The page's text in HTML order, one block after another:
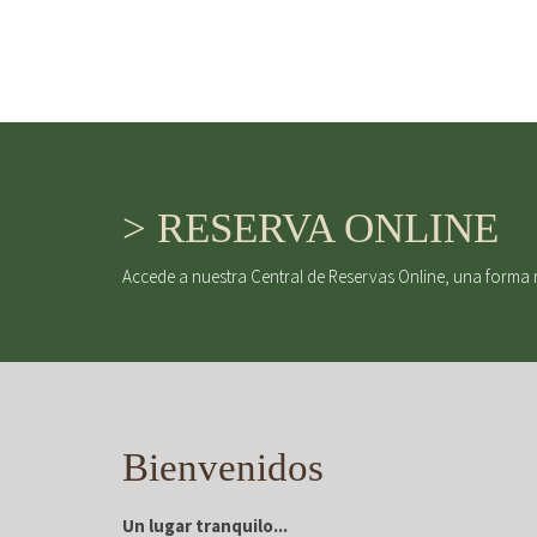
> RESERVA ONLINE
Accede a nuestra Central de Reservas Online, una
Bienvenidos
Un lugar tranquilo...